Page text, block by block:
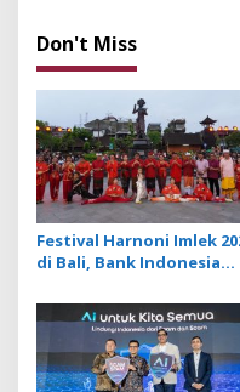
Level
Don't Miss
Festival Harnoni Imlek
di Bali, Bank Indonesia
Transaksi Digital